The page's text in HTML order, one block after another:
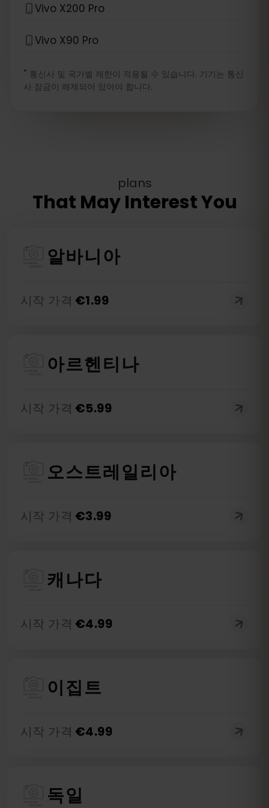
Vivo X200 Pro
Vivo X90 Pro
* 통신사 및 국가별 제한이 적용될 수 있습니다. 기기는 통신
사 잠금이 해제되어 있어야 합니다.
plans
That May Interest You
알바니아
시작 가격 €1.99
아르헨티나
시작 가격 €5.99
오스트레일리아
시작 가격 €3.99
캐나다
시작 가격 €4.99
이집트
시작 가격 €4.99
독일